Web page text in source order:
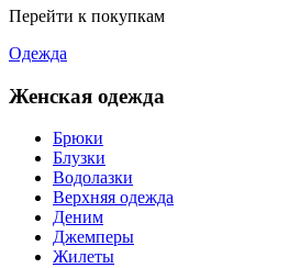
Перейти к покупкам
Одежда
Женская одежда
Брюки
Блузки
Водолазки
Верхняя одежда
Деним
Джемперы
Жилеты